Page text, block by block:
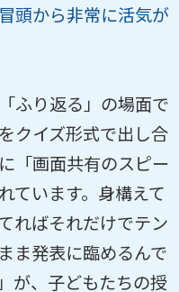
頭から非常に活気が
ふり返る」の場面で
クイズ形式で出し合
「画面共有のスピー
ています。身構えて
ればそれだけでテン
ま発表に臨めるんで
が、子どもたちの授